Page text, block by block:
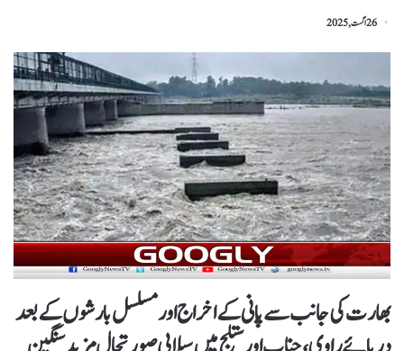
26 اگست, 2025
بھارت کی جانب سے پانی کے اخراج اور مسلسل بارشوں کے بعد